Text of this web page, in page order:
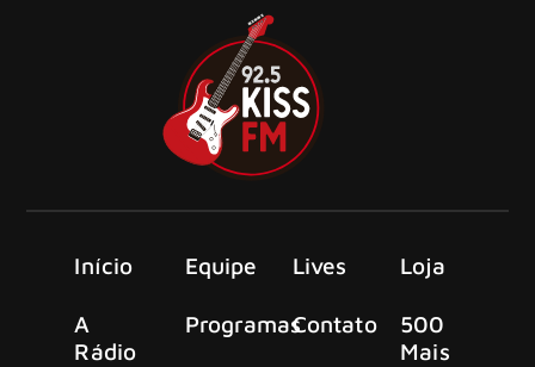
Início
A
Rádio
Equipe
Programas
Lives
Contato
Loja
500
Mais